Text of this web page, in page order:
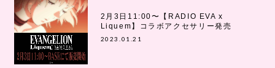
2月3日11:00〜【RADIO EVA x
Liquem】コラボアクセサリー発売
2023.01.21